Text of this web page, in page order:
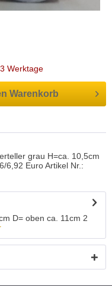
Werktage
Warenkorb
grau H=ca. 10,5cm
6,92 Euro Artikel Nr.:
D= oben ca. 11cm 2